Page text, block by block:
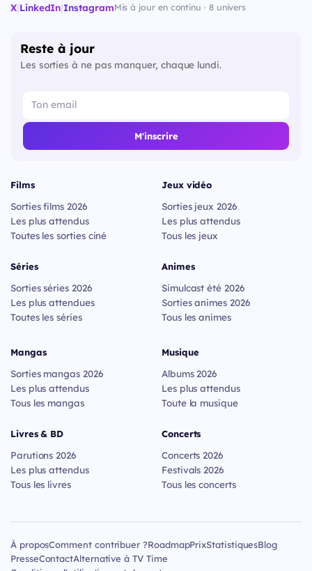
X|LinkedIn|InstagramMis à jour en continu · 8 univers
Reste à jour
Les sorties à ne pas manquer, chaque lundi.
M'inscrire
Films
Sorties films 2026
Les plus attendus
Toutes les sorties ciné
Séries
Sorties séries 2026
Les plus attendues
Toutes les séries
Jeux vidéo
Sorties jeux 2026
Les plus attendus
Tous les jeux
Animes
Simulcast été 2026
Sorties animes 2026
Tous les animes
Mangas
Sorties mangas 2026
Les plus attendus
Tous les mangas
Livres & BD
Parutions 2026
Les plus attendus
Tous les livres
Musique
Albums 2026
Les plus attendus
Toute la musique
Concerts
Concerts 2026
Festivals 2026
Tous les concerts
À proposComment contribuer ?RoadmapPrixStatistiquesBlog
PresseContactAlternative à TV Time